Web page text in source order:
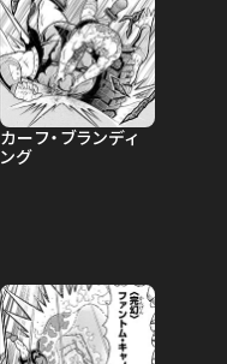
カーフ・ブランディ
ング